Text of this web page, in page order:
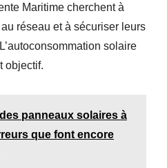
Maritime cherchent à
réseau et à sécuriser leurs
solaire
objectif.
panneaux solaires à
que font encore